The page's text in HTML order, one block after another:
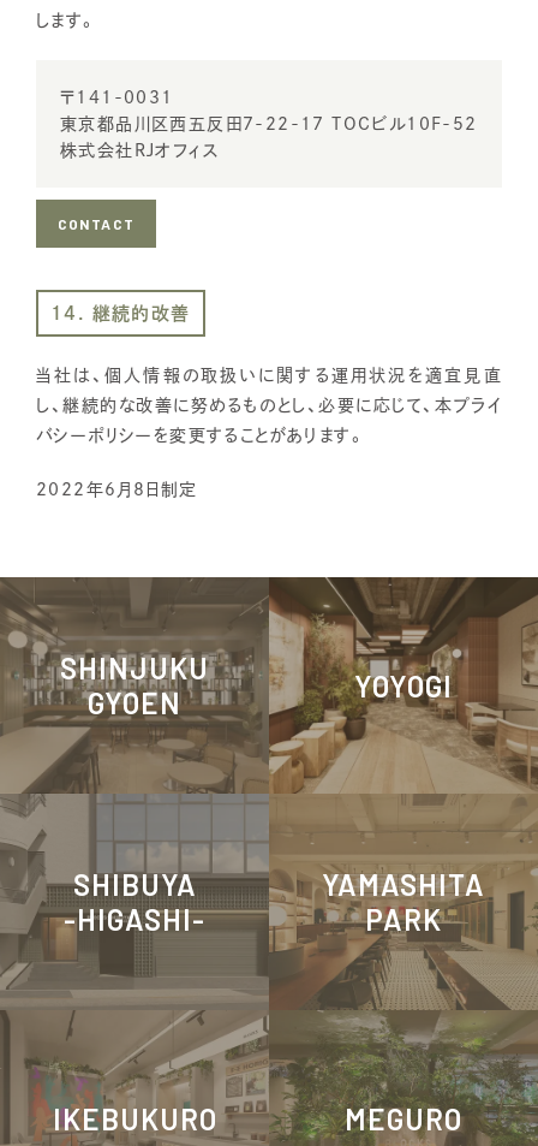
します。
〒141-0031
東京都品川区西五反田7-22-17 TOCビル10F-52
株式会社RJオフィス
CONTACT
14. 継続的改善
当社は、個人情報の取扱いに関する運用状況を適宜見直
し、継続的な改善に努めるものとし、必要に応じて、本プライ
バシーポリシーを変更することがあります。
2022年6月8日制定
SHINJUKU
GYOEN
YOYOGI
SHIBUYA
-HIGASHI-
YAMASHITA
PARK
IKEBUKURO MEGURO